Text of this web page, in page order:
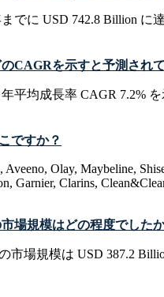
でに USD 742.8 Billion に
CAGRを示すと予測され
平均成長率 CAGR 7.2%
ですか？
Aveeno, Olay, Maybeline,
Garnier, Clarins,
場規模はどの程度でした
市場規模は USD 387.2